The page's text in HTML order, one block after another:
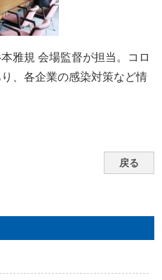
雅規 会場監督が担当。コロ
、各企業の感染対策など情
戻る